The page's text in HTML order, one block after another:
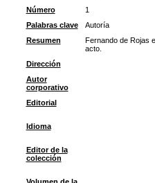
Número
1
Palabras clave
Autoría
Resumen
Fernando de Rojas
acto.
Dirección
Autor
corporativo
Editorial
Idioma
Editor de la
colección